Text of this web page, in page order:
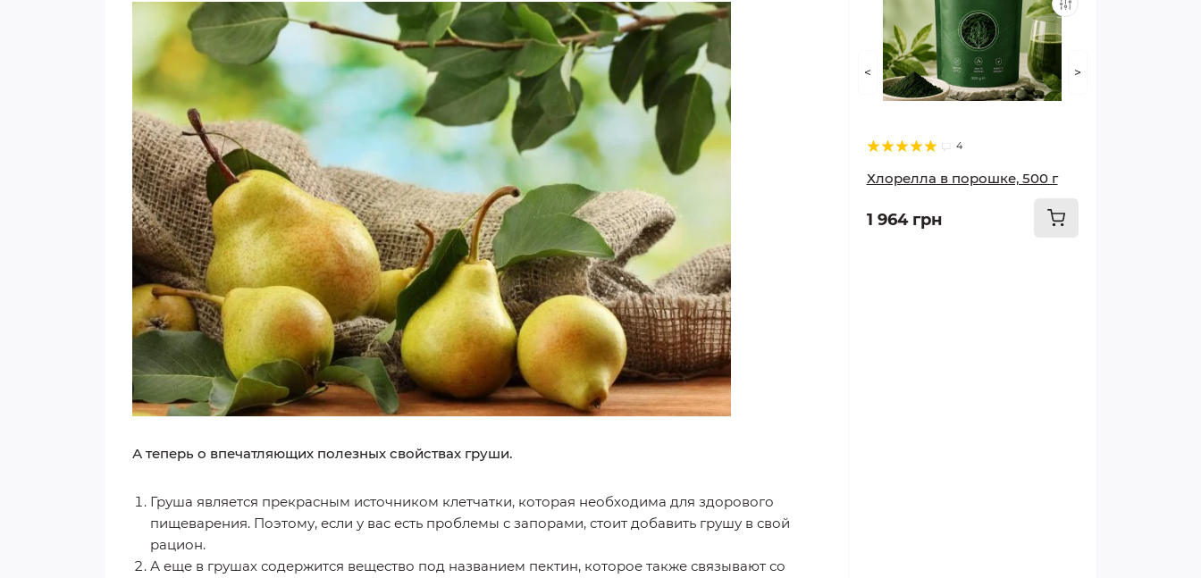
А теперь о впечатляющих полезных свойствах груши.
Груша является прекрасным источником клетчатки, которая необходима для здорового
пищеварения. Поэтому, если у вас есть проблемы с запорами, стоит добавить грушу в свой
рацион.
А еще в грушах содержится вещество под названием пектин, которое также связывают со
организме
Улучшаем зрение
Худеем правильно
Суставы и опорно-
4
Хлорелла в порошке, 500 г
1 964 грн
< >